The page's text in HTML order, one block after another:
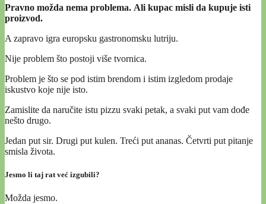
Pravno možda nema problema. Ali kupac misli da kupuje isti
proizvod.
A zapravo igra europsku gastronomsku lutriju.
Nije problem što postoji više tvornica.
Problem je što se pod istim brendom i istim izgledom prodaje
iskustvo koje nije isto.
Zamislite da naručite istu pizzu svaki petak, a svaki put vam dođe
nešto drugo.
Jedan put sir. Drugi put kulen. Treći put ananas. Četvrti put pitanje
smisla života.
Jesmo li taj rat već izgubili?
Možda jesmo.